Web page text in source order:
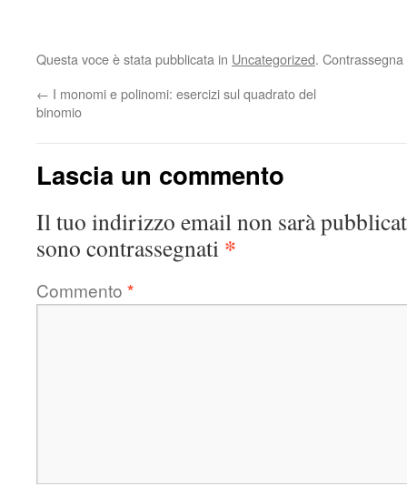
Questa voce è stata pubblicata in Uncategorized.
← I monomi e polinomi: esercizi sul quadrato del
binomio
Lascia un commento
Il tuo indirizzo email non sarà
sono contrassegnati *
Commento *